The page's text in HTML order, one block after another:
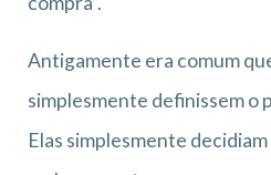
Antigamente era comum
simplesmente definissem o
Elas simplesmente